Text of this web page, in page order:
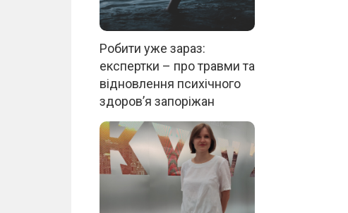
Робити уже зараз:
експертки – про травми та
відновлення психічного
здоров’я запоріжан